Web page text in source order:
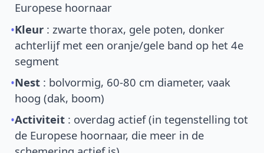
Europese hoornaar
•Kleur : zwarte thorax, gele poten, donker
achterlijf met een oranje/gele band op het 4e
segment
•Nest : bolvormig, 60-80 cm diameter, vaak
hoog (dak, boom)
•Activiteit : overdag actief (in tegenstelling tot
de Europese hoornaar, die meer in de